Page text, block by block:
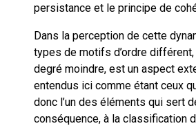
persistance et le principe de
Dans la perception de cette
types de motifs d’ordre
degré moindre, est un aspect
entendus ici comme étant ceux
donc l’un des éléments qui sert
conséquence, à la classification